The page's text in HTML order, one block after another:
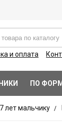
и оплата
ПО
7 лет мальчику